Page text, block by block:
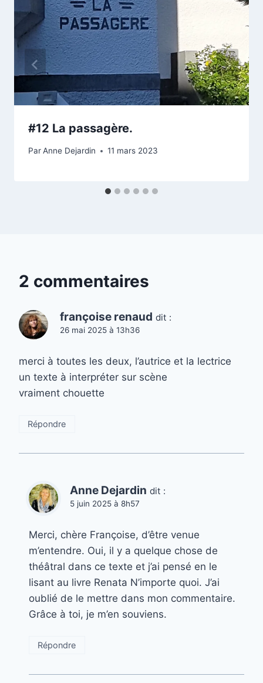
#12 La passagère.
ParAnne Dejardin 11 mars 2023
2 commentaires
françoise renaud dit :
26 mai 2025 à 13h36
merci à toutes les deux, l’autrice et la lectrice
un texte à interpréter sur scène
vraiment chouette
Répondre
Anne Dejardin dit :
5 juin 2025 à 8h57
Merci, chère Françoise, d’être venue
m’entendre. Oui, il y a quelque chose de
théâtral dans ce texte et j’ai pensé en le
lisant au livre Renata N’importe quoi. J’ai
oublié de le mettre dans mon commentaire.
Grâce à toi, je m’en souviens.
Répondre